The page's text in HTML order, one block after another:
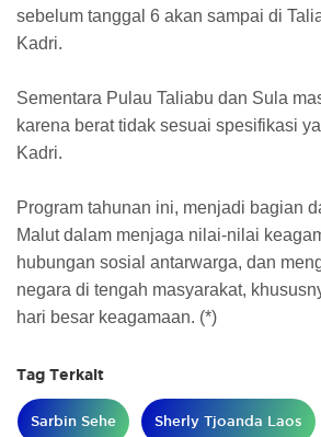
sebelum tanggal 6 akan sampai di
Kadri.
Sementara Pulau Taliabu dan Sula
karena berat tidak sesuai spesifikasi
Kadri.
Program tahunan ini, menjadi bagian
Malut dalam menjaga nilai-nilai
hubungan sosial antarwarga, dan
negara di tengah masyarakat,
hari besar keagamaan. (*)
Tag Terkait
Sarbin Sehe Sherly Tjoanda Laos